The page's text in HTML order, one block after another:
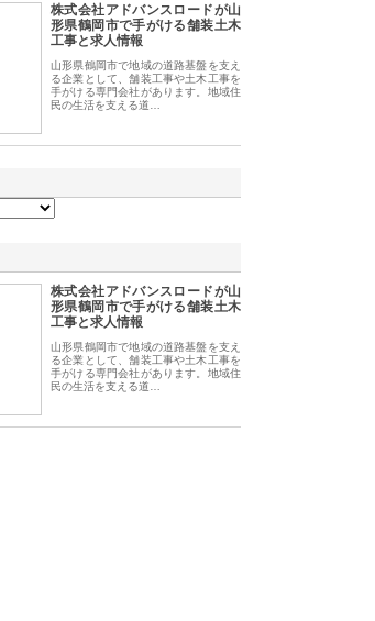
株式会社アドバンスロードが山
形県鶴岡市で手がける舗装土木
工事と求人情報
山形県鶴岡市で地域の道路基盤を支え
る企業として、舗装工事や土木工事を
手がける専門会社があります。地域住
民の生活を支える道…
株式会社アドバンスロードが山
形県鶴岡市で手がける舗装土木
工事と求人情報
山形県鶴岡市で地域の道路基盤を支え
る企業として、舗装工事や土木工事を
手がける専門会社があります。地域住
民の生活を支える道…